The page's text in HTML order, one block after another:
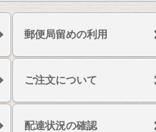
郵便局留めの利用
ご注文について
配達状況の確認